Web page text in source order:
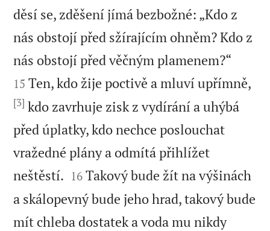
děsí se, zděšení jímá bezbožné: „Kdo z
nás obstojí před sžírajícím ohněm? Kdo z
nás obstojí před věčným plamenem?“
15 Ten, kdo žije poctivě a mluví upřímně,
[3] kdo zavrhuje zisk z vydírání a uhýbá
před úplatky, kdo nechce poslouchat
vražedné plány a odmítá přihlížet
neštěstí. 

16 Takový bude žít na výšinách
a skálopevný bude jeho hrad, takový bude
mít chleba dostatek a voda mu nikdy